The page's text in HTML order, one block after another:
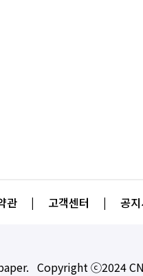
관 | 고객센터 | 공
Copyright ⓒ2024